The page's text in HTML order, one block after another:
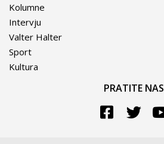
Kolumne
Intervju
Valter Halter
Sport
Kultura
PRATITE NAS